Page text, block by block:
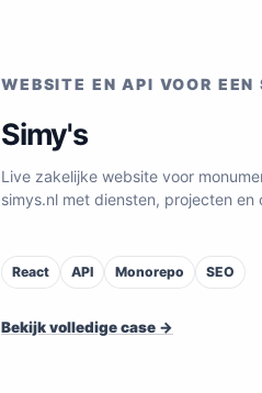
WEBSITE EN API VOOR EEN
Simy's
Live zakelijke website voor
simys.nl met diensten, projecten
React API Monorepo SEO
Bekijk volledige case →